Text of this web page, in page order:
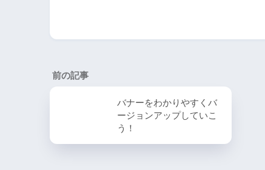
前の記事
バナーをわかりやすくバ
ージョンアップしていこ
う！